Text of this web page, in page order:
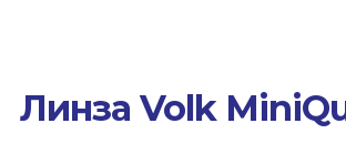
Линза Volk